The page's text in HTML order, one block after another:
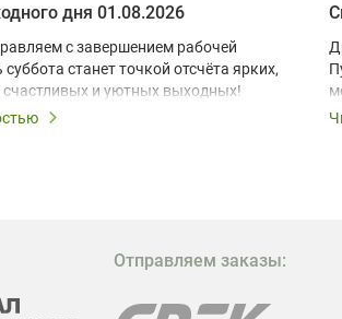
дня 01.08.2026
с завершением рабочей
суббота станет точкой отсчёта ярких,
счастливых и уютных выходных!
Отправляем заказы: